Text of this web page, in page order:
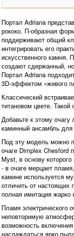
Портал Adriana
рококо. П-образная
поддерживают общий
интегрировать его
искусственного
создают сдержанный,
Портал Adriana
3D-эффектом «живого
Классический
титановом цвете. Такой
Добавьте к этому
каминный ансамбль для
Под эту модель можно
очаге Dimplex Chesford
Myst, в основу
- в очаге мерцает
камине используется
отличить от настоящих
полная имитация
Пламя электрического
неповторимую
возможность
наслаждаться ярко